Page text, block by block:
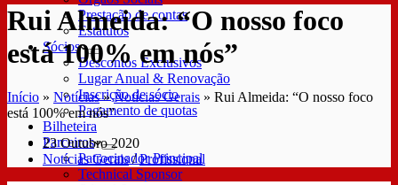
Prestação de contas
Estatutos
Sócios
Descontos Exclusivos
Lugar Anual & Renovação
Inscrição de sócio
Pagamento de quotas
Bilheteira
Parceiros
Patrocinador Principal
Technical Sponsor
Rui Almeida: “O nosso foco
está 100% em nós”
Início » Notícias»Notícias Gerais » Rui Almeida: “O nosso foco
está 100% em nós”
23 Outubro 2020
Notícias Gerais/Profissional